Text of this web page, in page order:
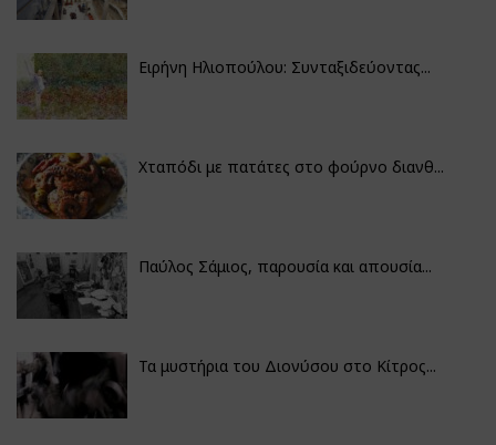
Ειρήνη Ηλιοπούλου: Συνταξιδεύοντας...
Χταπόδι με πατάτες στο φούρνο διανθ...
Παύλος Σάμιος, παρουσία και απουσία...
Τα μυστήρια του Διονύσου στο Κίτρος...